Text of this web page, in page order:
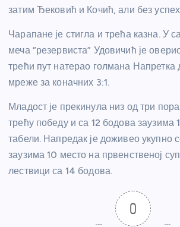
затим Ђековић и Кочић, али без
Чарапане је стигла и трећа казна. У
меча “резервиста” Удовичић је
трећи пут натерао голмана Напретка
мреже за коначних 3:1.
Младост је прекинула низ од три
трећу победу и са 12 бодова заузима
табели. Напредак је доживео укупно
заузима 10 место на првенственој
лествици са 14 бодова.
0